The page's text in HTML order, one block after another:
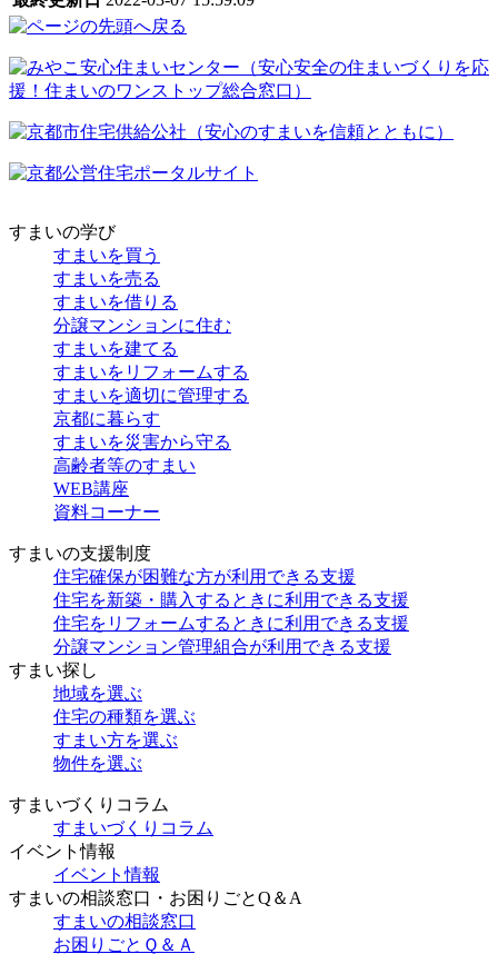
すまいの学び
すまいを買う
すまいを売る
すまいを借りる
分譲マンションに住む
すまいを建てる
すまいをリフォームする
すまいを適切に管理する
京都に暮らす
すまいを災害から守る
高齢者等のすまい
WEB講座
資料コーナー
すまいの支援制度
住宅確保が困難な方が利用できる支援
住宅を新築・購入するときに利用できる支援
住宅をリフォームするときに利用できる支援
分譲マンション管理組合が利用できる支援
すまい探し
地域を選ぶ
住宅の種類を選ぶ
すまい方を選ぶ
物件を選ぶ
すまいづくりコラム
すまいづくりコラム
イベント情報
イベント情報
すまいの相談窓口・お困りごとQ＆A
すまいの相談窓口
お困りごとＱ＆Ａ